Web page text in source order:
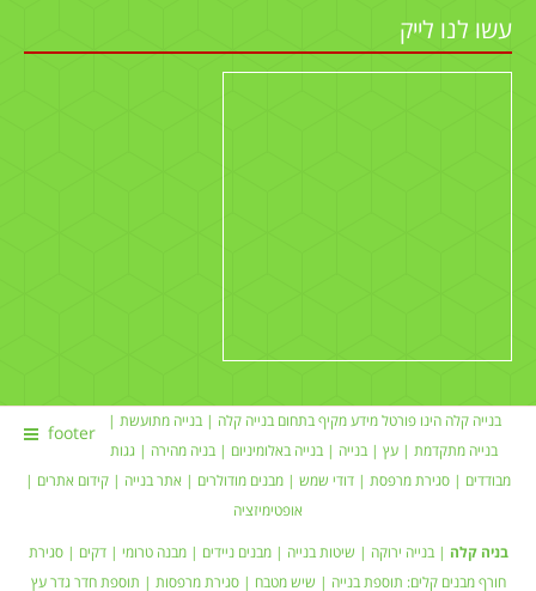
עשו לנו לייק
footer
בנייה קלה הינו פורטל מידע מקיף בתחוםבנייה קלה |בנייה מתועשת
בנייה מתקדמת | עץ בנייה בנייה באלומיניום בניה מהירה
גגות
מבודדים
סגירת מרפסת דודי שמש | מבנים מודולרים | אתר בנייה קידום אתרים
אופטימיזציה
בניה קלה |בנייה ירוקה שיטות בנייה |מבנים ניידים | מבנה טרומי |דקים |סגירת
חורף מבנים קלים: תוספת בנייה שיש מטבח | סגירת מרפסות | תוספת חדרגדר עץ